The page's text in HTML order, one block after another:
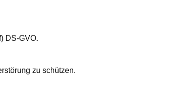
DS-GVO.
zu schützen.